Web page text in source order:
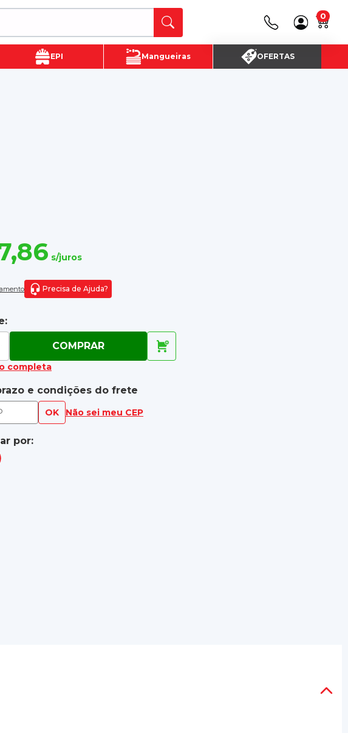
Canais de Atendimento
(16) 3720 - 4700
0
EPI Mangueiras OFERTAS
s/juros
Precisa de Ajuda?
COMPRAR
completa
e condições do frete
OK Não sei meu CEP
por: